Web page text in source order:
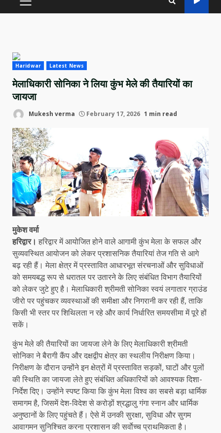
PRIMARY
Haridwar Latest News
मेलाधिकारी सोनिका ने लिया कुंभ मेले की तैयारियों का
जायजा
Mukesh verma February 17, 2026 1 min read
मुकेश वर्मा
हरिद्वार। हरिद्वार में आयोजित होने वाले आगामी कुंभ मेला के सफल और
सुव्यवस्थित आयोजन को लेकर प्रशासनिक तैयारियां तेज गति से आगे
बढ़ रही हैं। मेला क्षेत्र में प्रस्तावित आधारभूत संरचनाओं और सुविधाओं
को समयबद्ध रूप से धरातल पर उतारने के लिए संबंधित विभाग तैयारियों
को लेकर जुटे हुए है। मेलाधिकारी श्रीमती सोनिका स्वयं लगातार ग्राउंड
जीरो पर पहुंचकर व्यवस्थाओं की समीक्षा और निगरानी कर रही हैं, ताकि
किसी भी स्तर पर शिथिलता न रहे और कार्य निर्धारित समयसीमा में पूरे हों
सकें।
कुंभ मेले की तैयारियों का जायजा लेने के लिए मेलाधिकारी श्रीमती
सोनिका ने बैरागी कैंप और दक्षद्वीप क्षेत्र का स्थलीय निरीक्षण किया।
निरीक्षण के दौरान उन्होंने इन क्षेत्रों में प्रस्तावित सड़कों, घाटों और पुलों
की स्थिति का जायजा लेते हुए संबंधित अधिकारियों को आवश्यक दिशा-
निर्देश दिए। उन्होंने स्पष्ट किया कि कुंभ मेला विश्व का सबसे बड़ा धार्मिक
समागम है, जिसमें देश-विदेश से करोड़ों श्रद्धालु गंगा स्नान और धार्मिक
अनुष्ठानों के लिए पहुंचते हैं। ऐसे में उनकी सुरक्षा, सुविधा और सुगम
आवागमन सुनिश्चित करना प्रशासन की सर्वाेच्च प्राथमिकता है।